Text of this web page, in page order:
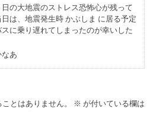
の大地震のストレス恐怖心が残って
は、地震発生時 かぶしま に居る予定
に乗り遅れてしまったのが幸いした
あ
とはありません。 ※ が付いている欄は